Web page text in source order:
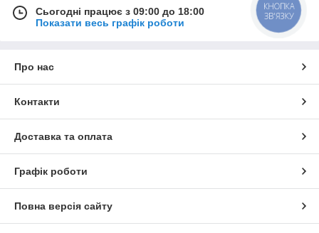
Сьогодні працює з 09:00 до 18:00
Показати весь графік роботи
Про нас
Контакти
Доставка та оплата
Графік роботи
Повна версія сайту
КНОПКА
ЗВ'ЯЗКУ